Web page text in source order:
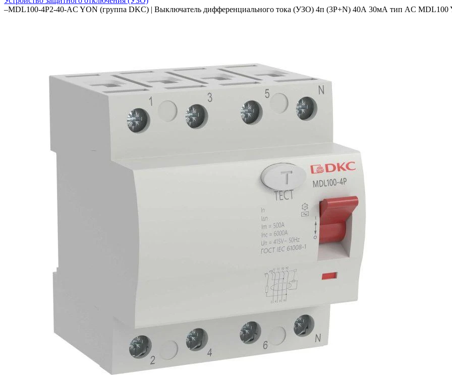
–MDL100-4P2-40-AC YON (группа DKC) | Выключатель дифференциального тока (УЗО) 4п (3P+N) 40А 30мА тип AC MDL100